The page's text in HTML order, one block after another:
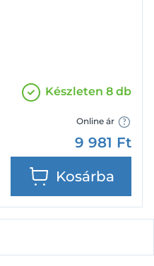
Készleten 8 db
Online ár
9 981 Ft
Kosárba